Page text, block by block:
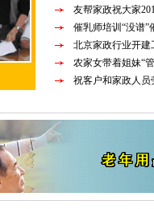
友帮家政祝大家
催乳师培训“没谱”
北京家政行业开建
农家女带着姐妹“
祝客户和家政人员